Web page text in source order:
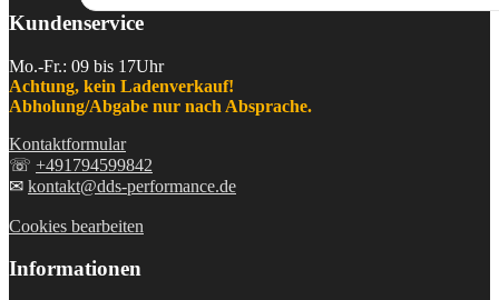
Kundenservice
Mo.-Fr.: 09 bis 17Uhr
Achtung, kein Ladenverkauf!
Abholung/Abgabe nur nach Absprache.
Kontaktformular
☏ +491794599842
✉ kontakt@dds-performance.de
Cookies bearbeiten
Informationen